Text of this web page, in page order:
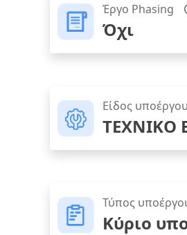
Έργο Phasing
Όχι
Είδος υποέργου
ΤΕΧΝΙΚΟ
Τύπος
Κύριο